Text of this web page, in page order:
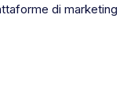
di marketing